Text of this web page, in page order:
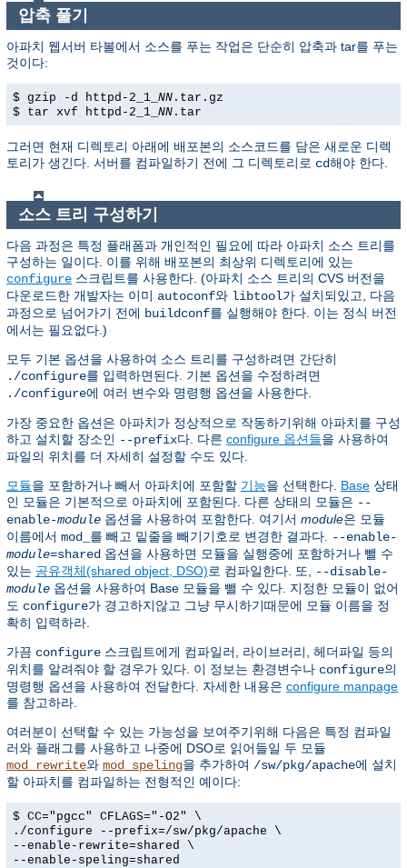
압축 풀기
아파치 웹서버 타볼에서 소스를 푸는 작업은 단순히 압축과 tar를 푸는
것이다:
$ gzip -d httpd-2_1_ NN .tar.gz
$ tar xvf httpd-2_1_ NN .tar
그러면 현재 디렉토리 아래에 배포본의 소스코드를 담은 새로운 디렉
토리가 생긴다. 서버를 컴파일하기 전에 그 디렉토리로 cd해야 한다.
소스 트리 구성하기
다음 과정은 특정 플래폼과 개인적인 필요에 따라 아파치 소스 트리를
구성하는 일이다. 이를 위해 배포본의 최상위 디렉토리에 있는
configure 스크립트를 사용한다. (아파치 소스 트리의 CVS 버전을
다운로드한 개발자는 이미 autoconf와 libtool가 설치되있고, 다음
과정으로 넘어가기 전에 buildconf를 실행해야 한다. 이는 정식 버전
에서는 필요없다.)
모두 기본 옵션을 사용하여 소스 트리를 구성하려면 간단히
./configure를 입력하면된다. 기본 옵션을 수정하려면
./configure에 여러 변수와 명령행 옵션을 사용한다.
가장 중요한 옵션은 아파치가 정상적으로 작동하기위해 아파치를 구성
하고 설치할 장소인 --prefix다. 다른 configure 옵션들을 사용하여
파일의 위치를 더 자세히 설정할 수도 있다.
모듈을 포함하거나 빼서 아파치에 포함할 기능을 선택한다. Base 상태
인 모듈은 기본적으로 아파치에 포함된다. 다른 상태의 모듈은 --
enable-module 옵션을 사용하여 포함한다. 여기서 module은 모듈
이름에서 mod_ 를 빼고 밑줄을 빼기기호로 변경한 결과다.
--enable-
module=shared 옵션을 사용하면 모듈을 실행중에 포함하거나 뺄 수
있는 공유객체(shared object, DSO)로 컴파일한다. 또,
--disable-
module 옵션을 사용하여 Base 모듈을 뺄 수 있다. 지정한 모듈이 없어
도 configure가 경고하지않고 그냥 무시하기때문에 모듈 이름을 정
확히 입력하라.
가끔 configure 스크립트에게 컴파일러, 라이브러리, 헤더파일 등의
위치를 알려줘야 할 경우가 있다. 이 정보는 환경변수나 configure의
명령행 옵션을 사용하여 전달한다. 자세한 내용은 configure manpage
를 참고하라.
여러분이 선택할 수 있는 가능성을 보여주기위해 다음은 특정 컴파일
러와 플래그를 사용하고 나중에 DSO로 읽어들일 두 모듈
mod_rewrite와 mod_speling을 추가하여 /sw/pkg/apache에 설치
할 아파치를 컴파일하는 전형적인 예이다:
$ CC="pgcc" CFLAGS="-O2" \
./configure --prefix=/sw/pkg/apache \
--enable-rewrite=shared \
--enable-speling=shared